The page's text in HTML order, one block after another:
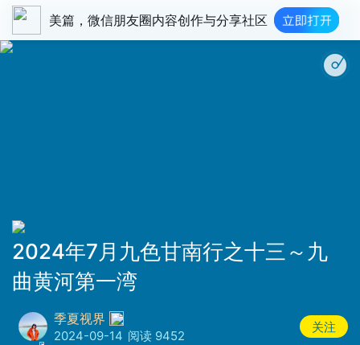
美篇，微信朋友圈内容创作与分享社区
2024年7月九色甘南行之十三～九
曲黄河第一湾
季夏视界
2024-09-14 阅读 9452
关注
玛曲 我美丽